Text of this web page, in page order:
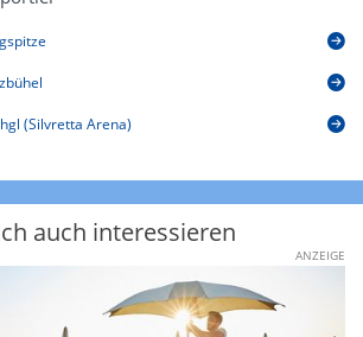
(Silvretta Arena)
auch interessieren
ANZEIGE